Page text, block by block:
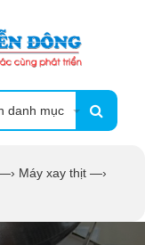
danh mục
Máy xay thịt —›